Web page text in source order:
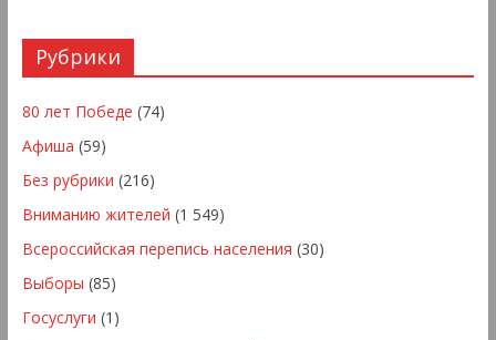
Рубрики
80 лет Победе (74)
Афиша (59)
Без рубрики (216)
Вниманию жителей (1 549)
Всероссийская перепись населения (30)
Выборы (85)
Госуслуги (1)